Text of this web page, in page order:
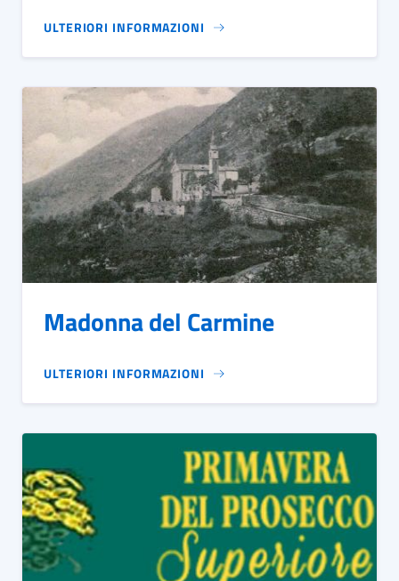
ULTERIORI INFORMAZIONI
Madonna del Carmine
ULTERIORI INFORMAZIONI